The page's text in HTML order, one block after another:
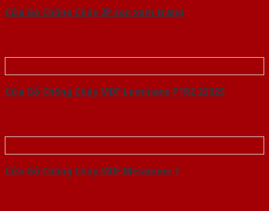
Cửa Gỗ Chống Cháy 2P son xam trang
Cửa Gỗ Chống Cháy MDF Laminate P1R2 23029
Cửa Gỗ Chống Cháy MDF Melamine 1